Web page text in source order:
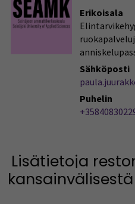
Erikoisala
Sähköposti
Puhelin
Lisätietoja